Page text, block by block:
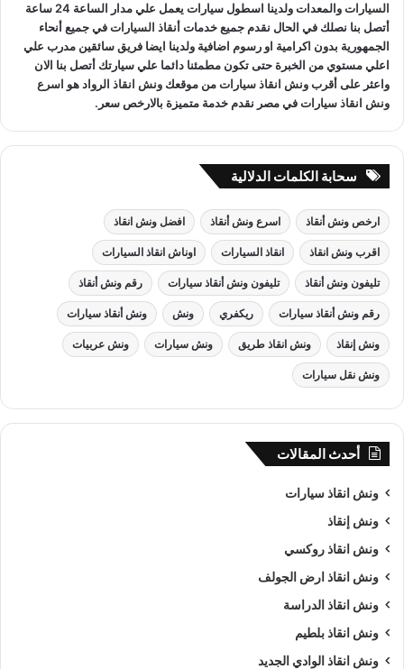
السيارات
والمعدات ولدينا اسطول سيارات يعمل علي مدار الساعة 24 ساعة
أتصل بنا نصلك في الحال نقدم جميع خدماتأنقاذ السياراتفي جميع أنحاء
الجمهورية بدون اكرامية او رسوم اضافية ولدينا ايضا فريق سائقين مدرب علي
اعلي مستوي من الخبرة حتى تكون مطمئنا دائما علي سيارتك أتصل بنا الان
واعثر علىأقرب ونش انقاذ سياراتمن موقعك ونش انقاذ الرواد هو اسرع
ونش انقاذ سياراتفي مصر نقدم خدمة متميزة بالارخص سعر.
سحابة الكلمات الدلالية
ارخص ونش أنقاذ اسرع ونش أنقاذ افضل ونش انقاذ
اقرب ونش انقاذ انقاذ السيارات اوناش انقاذ السيارات
تليفون ونش أنقاذ تليفون ونش أنقاذ سيارات رقم ونش أنقاذ
رقم ونش أنقاذ سيارات ريكفري ونش ونش أنقاذ سيارات
ونش إنقاذ ونش انقاذ طريق ونش سيارات ونش عربيات
ونش نقل سيارات
أحدث المقالات
ونش انقاذ سيارات
ونش إنقاذ
ونش انقاذ روكسي
ونش انقاذ ارض الجولف
ونش انقاذ الدراسة
ونش انقاذ بلطيم
ونش انقاذ الوادي الجديد